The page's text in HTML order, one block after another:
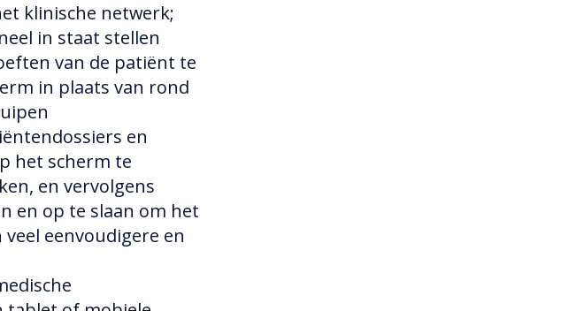
klinische netwerk;
in staat stellen
van de patiënt te
in plaats van rond
en
het scherm te
en vervolgens
en op te slaan om het
eenvoudigere en